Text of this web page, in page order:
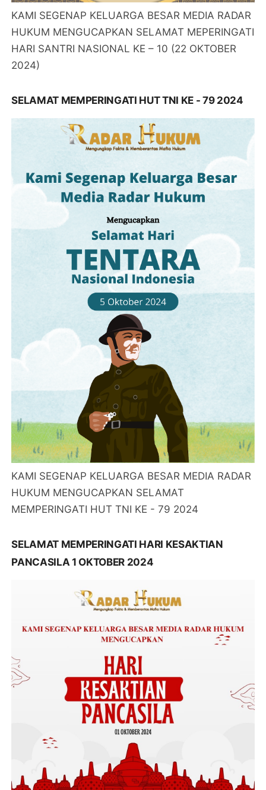
KAMI SEGENAP KELUARGA BESAR MEDIA RADAR
HUKUM MENGUCAPKAN SELAMAT MEPERINGATI
HARI SANTRI NASIONAL KE – 10 (22 OKTOBER
2024)
SELAMAT MEMPERINGATI HUT TNI KE - 79 2024
KAMI SEGENAP KELUARGA BESAR MEDIA RADAR
HUKUM MENGUCAPKAN SELAMAT
MEMPERINGATI HUT TNI KE - 79 2024
SELAMAT MEMPERINGATI HARI KESAKTIAN
PANCASILA 1 OKTOBER 2024